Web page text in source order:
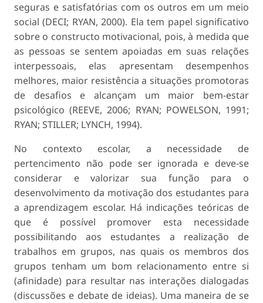
seguras e satisfatórias com os outros em um meio
social (DECI; RYAN, 2000). Ela tem papel significativo
sobre o constructo motivacional, pois, à medida que
as pessoas se sentem apoiadas em suas relações
interpessoais, elas apresentam desempenhos
melhores, maior resistência a situações promotoras
de desafios e alcançam um maior bem-estar
psicológico (REEVE, 2006; RYAN; POWELSON, 1991;
RYAN; STILLER; LYNCH, 1994).
No contexto escolar, a necessidade de
pertencimento não pode ser ignorada e deve-se
considerar e valorizar sua função para o
desenvolvimento da motivação dos estudantes para
a aprendizagem escolar. Há indicações teóricas de
que é possível promover esta necessidade
possibilitando aos estudantes a realização de
trabalhos em grupos, nas quais os membros dos
grupos tenham um bom relacionamento entre si
(afinidade) para resultar nas interações dialogadas
(discussões e debate de ideias). Uma maneira de se